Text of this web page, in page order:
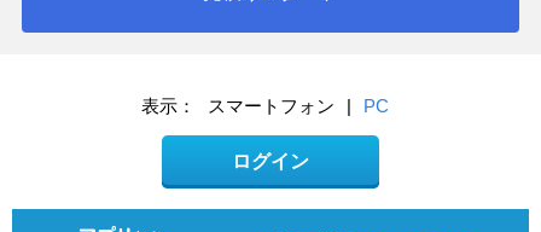
表示： スマートフォン | PC
ログイン